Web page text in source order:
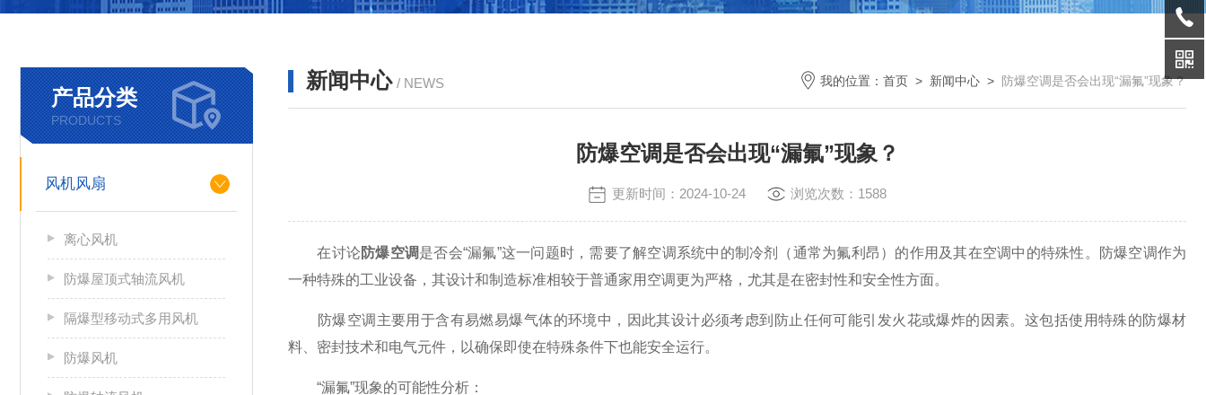
产品分类
PRODUCTS
风机风扇
离心风机
防爆屋顶式轴流风机
隔爆型移动式多用风机
防爆风机
新闻中心 / NEWS 我的位置： 首页 > 新闻中心 > 防爆空调是否会出现“漏氟”现象？
防爆空调是否会出现“漏氟”现象？
更新时间：2024-10-24 浏览次数：1588
在讨论 防爆空调是否会“漏氟”这一问题时，需要了解空调系统中的制冷剂（通常为氟利昂）的作用及其在空调中的特殊性。防爆空调作为
一种特殊的工业设备，其设计和制造标准相较于普通家用空调更为严格，尤其是在密封性和安全性方面。
防爆空调主要用于含有易燃易爆气体的环境中，因此其设计必须考虑到防止任何可能引发火花或爆炸的因素。这包括使用特殊的防爆材
料、密封技术和电气元件，以确保即使在特殊条件下也能安全运行。
“漏氟”现象的可能性分析：